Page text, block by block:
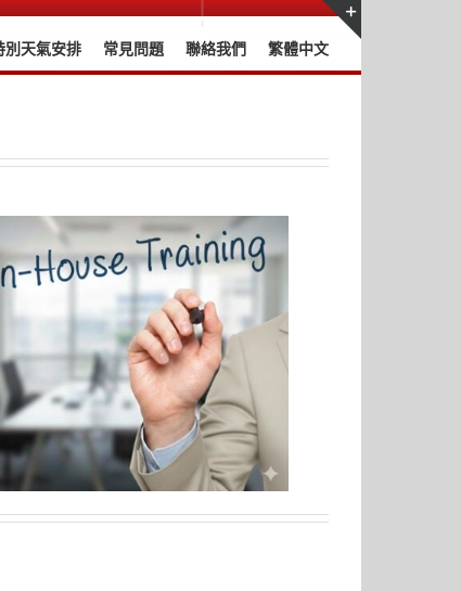
別天氣安排 常見問題 聯絡我們 繁體中文
Sliding